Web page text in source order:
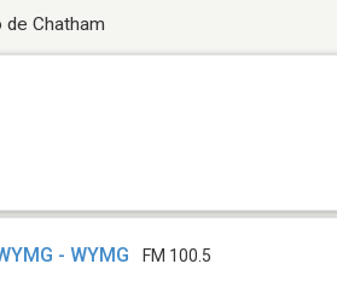
Chatham
- WYMG FM 100.5